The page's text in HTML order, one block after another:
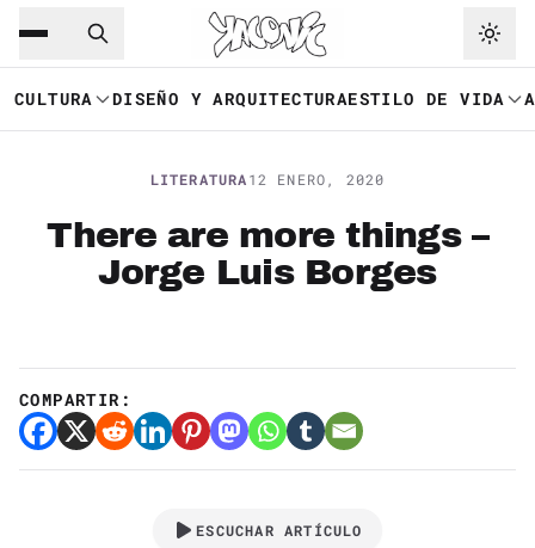
Saltar al contenido principal
CULTURA DISEÑO Y ARQUITECTURAESTILO DE VIDA
LITERATURA12 ENERO, 2020
There are more things –
Jorge Luis Borges
COMPARTIR:
ESCUCHAR ARTÍCULO